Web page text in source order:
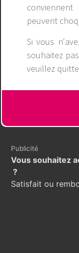
peuvent
Si vous
souhaitez
veuillez
Publicité
Vous souhaitez
?
Satisfait ou